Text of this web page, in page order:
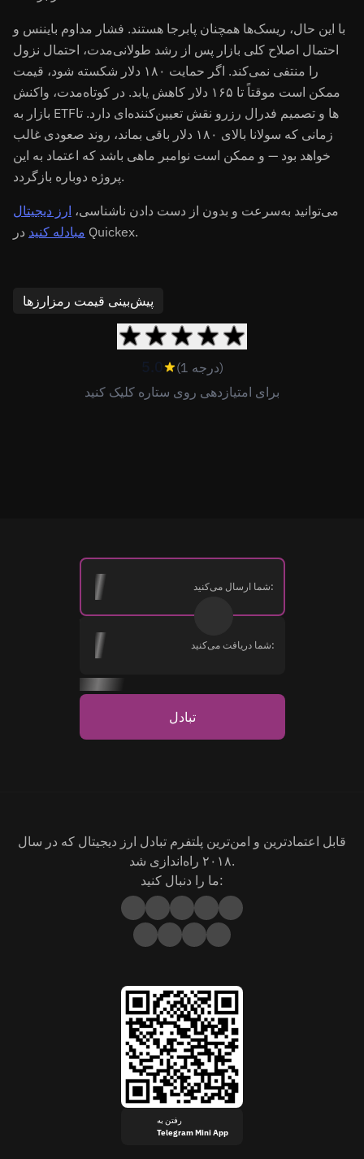
با این حال، ریسک‌ها همچنان پابرجا هستند. فشار مداوم بایننس و
احتمال اصلاح کلی بازار پس از رشد طولانی‌مدت، احتمال نزول
را منتفی نمی‌کند. اگر حمایت ۱۸۰ دلار شکسته شود، قیمت
ممکن است موقتاً تا ۱۶۵ دلار کاهش یابد. در کوتاه‌مدت، واکنش
بازار به ETFها و تصمیم فدرال رزرو نقش تعیین‌کننده‌ای دارد. تا
زمانی که سولانا بالای ۱۸۰ دلار باقی بماند، روند صعودی غالب
خواهد بود — و ممکن است نوامبر ماهی باشد که اعتماد به این
پروژه دوباره بازگردد.
می‌توانید به‌سرعت و بدون از دست دادن ناشناسی، ارز دیجیتال
مبادله کنید در Quickex.
پیش‌بینی قیمت رمزارزها
5.0
(1 درجه)
برای امتیازدهی روی ستاره کلیک کنید
شما ارسال می‌کنید:
شما دریافت می‌کنید:
تبادل
قابل اعتمادترین و امن‌ترین پلتفرم تبادل ارز دیجیتال که در سال
۲۰۱۸ راه‌اندازی شد.
ما را دنبال کنید:
رفتن به
Telegram Mini App